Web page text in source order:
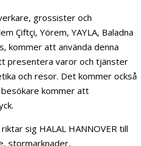
grossister och
Çiftçi, Yörem, YAYLA, Baladna
kommer att använda denna
presentera varor och tjänster
och resor. Det kommer också
kommer att
sig HALAL HANNOVER till
stormarknader,